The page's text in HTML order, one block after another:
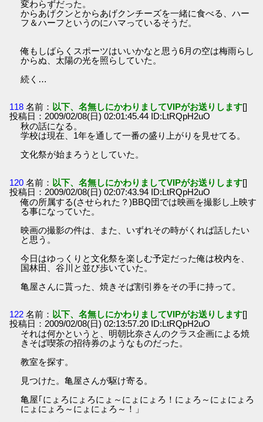
変わらずだった。
からあげクンとからあげクンチーズを一緒に食べる、ハー
フ＆ハーフというのにハマっているそうだ。
俺もしばらくスポーツはいいかなと思う6月の空は梅雨らし
からぬ、太陽の光を照らしていた。
続く…
118 名前： 以下、名無しにかわりましてVIPがお送りします[]
投稿日：2009/02/08(日) 02:01:45.44 ID:LtRQpH2uO
秋の話になる。
学校は現在、1年を通して一番の盛り上がりを見せてる。
文化祭が始まろうとしていた。
120 名前： 以下、名無しにかわりましてVIPがお送りします[]
投稿日：2009/02/08(日) 02:07:43.94 ID:LtRQpH2uO
俺の所属する(させられた？)BBQ団では映画を撮影し上映す
る事になっていた。
映画の撮影の件は、また、いずれその時がくれば話したい
と思う。
今日はゆっくりと文化祭を楽しむ予定だった俺は校内を、
国林田、谷川と並び歩いていた。
亀屋さんに貰った、焼きそば割引券をその手に持って。
122 名前： 以下、名無しにかわりましてVIPがお送りします[]
投稿日：2009/02/08(日) 02:13:57.20 ID:LtRQpH2uO
それは何かというと、明朝比奈さんのクラス企画による焼
きそば喫茶の招待券のようなものだった。
教室を探す。
見つけた。亀屋さんが駆け寄る。
亀屋｢にょろにょろにょ～にょにょろ！にょろ～にょにょろ
にょにょろ～にょにょろ～！」